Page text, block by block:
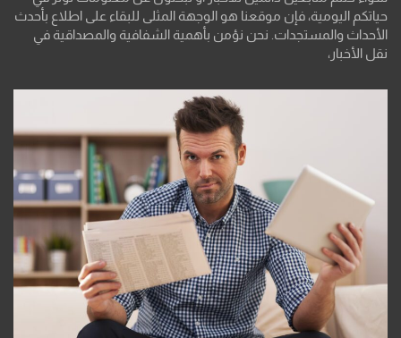
حياتكم اليومية، فإن موقعنا هو الوجهة المثلى للبقاء على اطلاع بأحدث
الأحداث والمستجدات. نحن نؤمن بأهمية الشفافية والمصداقية في
نقل الأخبار،